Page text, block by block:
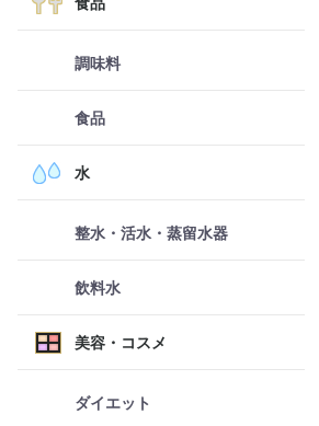
調味料
食品
水
整水・活水・蒸留水器
飲料水
美容・コスメ
ダイエット